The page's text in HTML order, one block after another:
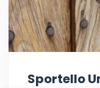
Sportello